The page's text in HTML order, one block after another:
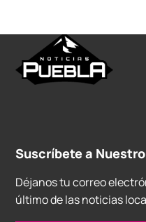
Suscríbete a
Déjanos tu correo
último de las noticias